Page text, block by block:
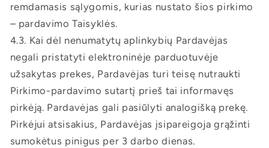
remdamasis sąlygomis, kurias nustato šios pirkimo
– pardavimo Taisyklės.
4.3. Kai dėl nenumatytų aplinkybių Pardavėjas
negali pristatyti elektroninėje parduotuvėje
užsakytas prekes, Pardavėjas turi teisę nutraukti
Pirkimo-pardavimo sutartį prieš tai informavęs
pirkėją. Pardavėjas gali pasiūlyti analogišką prekę.
Pirkėjui atsisakius, Pardavėjas įsipareigoja grąžinti
sumokėtus pinigus per 3 darbo dienas.